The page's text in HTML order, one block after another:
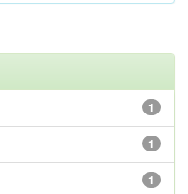
1
1
1